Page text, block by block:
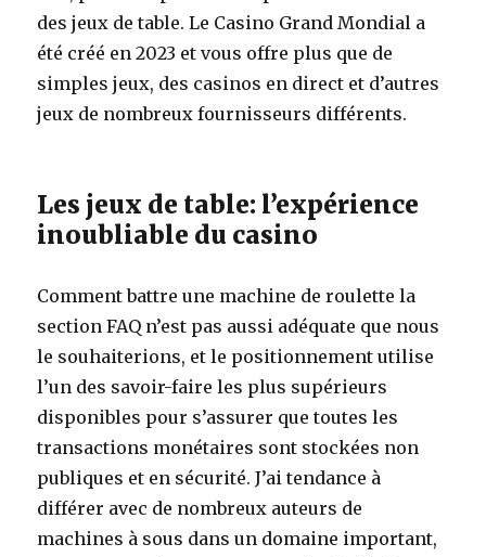
des jeux de table. Le Casino Grand Mondial a
été créé en 2023 et vous offre plus que de
simples jeux, des casinos en direct et d’autres
jeux de nombreux fournisseurs différents.
Les jeux de table: l’expérience
inoubliable du casino
Comment battre une machine de roulette la
section FAQ n’est pas aussi adéquate que nous
le souhaiterions, et le positionnement utilise
l’un des savoir-faire les plus supérieurs
disponibles pour s’assurer que toutes les
transactions monétaires sont stockées non
publiques et en sécurité. J’ai tendance à
différer avec de nombreux auteurs de
machines à sous dans un domaine important,